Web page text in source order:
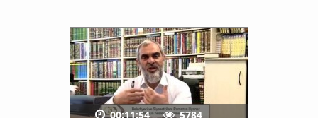
00:11:54 5784